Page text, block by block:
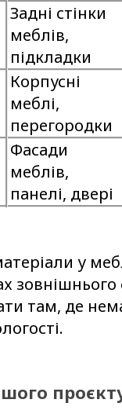
Задні стінки
меблів,
підкладки
Корпусні
меблі,
перегородки
Фасади
меблів,
панелі, двері
у
там, де